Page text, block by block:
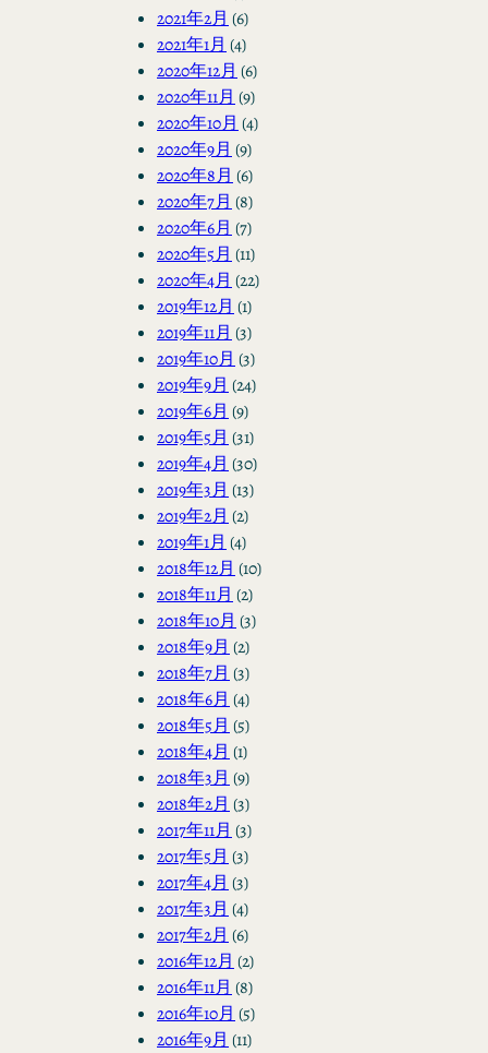
2021年2月 (6)
2021年1月 (4)
2020年12月 (6)
2020年11月 (9)
2020年10月 (4)
2020年9月 (9)
2020年8月 (6)
2020年7月 (8)
2020年6月 (7)
2020年5月 (11)
2020年4月 (22)
2019年12月 (1)
2019年11月 (3)
2019年10月 (3)
2019年9月 (24)
2019年6月 (9)
2019年5月 (31)
2019年4月 (30)
2019年3月 (13)
2019年2月 (2)
2019年1月 (4)
2018年12月 (10)
2018年11月 (2)
2018年10月 (3)
2018年9月 (2)
2018年7月 (3)
2018年6月 (4)
2018年5月 (5)
2018年4月 (1)
2018年3月 (9)
2018年2月 (3)
2017年11月 (3)
2017年5月 (3)
2017年4月 (3)
2017年3月 (4)
2017年2月 (6)
2016年12月 (2)
2016年11月 (8)
2016年10月 (5)
2016年9月 (11)